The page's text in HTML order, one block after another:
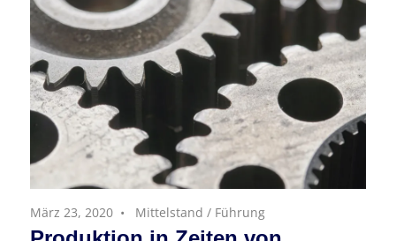
März 23, 2020 Mittelstand / Führung